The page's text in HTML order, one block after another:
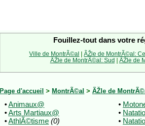
Fouillez-tout dans votre
Ville de MontrÃ©al | ÃŽle de MontrÃ©al:
ÃŽle de MontrÃ©al: Sud | ÃŽle de
Page d'accueil > MontrÃ©al > ÃŽle de
•Animaux@
•Arts Martiaux@
•AthlÃ©tisme (0)
•
•
•